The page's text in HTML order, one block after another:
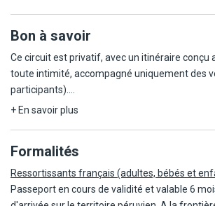
Bon à savoir
Ce circuit est privatif, avec un itinéraire conçu
toute intimité, accompagné uniquement des
participants).
les participants. Cela nous permettra de
les parcs nationaux, notamment pour l'accès
nécessite une autorisation préalable.
+ En savoir plus
Formalités
Ressortissants français (adultes, bébés et
Passeport en cours de validité et valable 6